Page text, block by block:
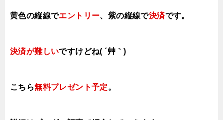
黄色の縦線でエントリー、紫の縦線で決済です。
決済が難しいですけどね( ´艸｀)
こちら無料プレゼント予定。